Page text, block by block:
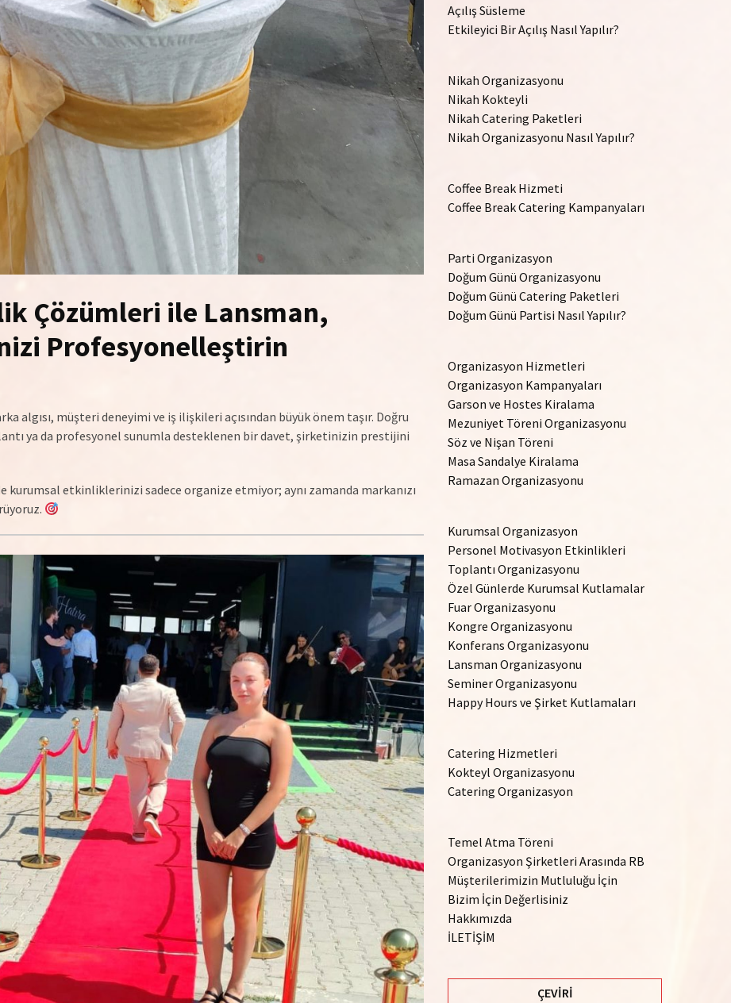
Çözümleri ile Lansman,
Profesyonelleştirin
müşteri deneyimi ve iş ilişkileri açısından büyük önem taşır. Doğru
ya da profesyonel sunumla desteklenen bir davet, şirketinizin prestijini
etkinliklerinizi sadece organize etmiyor; aynı zamanda markanızı
Açılış Süsleme
Etkileyici Bir Açılış Nasıl Yapılır?
Nikah Organizasyonu
Nikah Kokteyli
Nikah Catering Paketleri
Nikah Organizasyonu Nasıl Yapılır?
Coffee Break Hizmeti
Coffee Break Catering Kampanyaları
Parti Organizasyon
Doğum Günü Organizasyonu
Doğum Günü Catering Paketleri
Doğum Günü Partisi Nasıl Yapılır?
Organizasyon Hizmetleri
Organizasyon Kampanyaları
Garson ve Hostes Kiralama
Mezuniyet Töreni Organizasyonu
Söz ve Nişan Töreni
Masa Sandalye Kiralama
Ramazan Organizasyonu
Kurumsal Organizasyon
Personel Motivasyon Etkinlikleri
Toplantı Organizasyonu
Özel Günlerde Kurumsal Kutlamalar
Fuar Organizasyonu
Kongre Organizasyonu
Konferans Organizasyonu
Lansman Organizasyonu
Seminer Organizasyonu
Happy Hours ve Şirket Kutlamaları
Catering Hizmetleri
Kokteyl Organizasyonu
Catering Organizasyon
Temel Atma Töreni
Organizasyon Şirketleri Arasında RB
Müşterilerimizin Mutluluğu İçin
Bizim İçin Değerlisiniz
Hakkımızda
İLETİŞİM
ÇEVIRI